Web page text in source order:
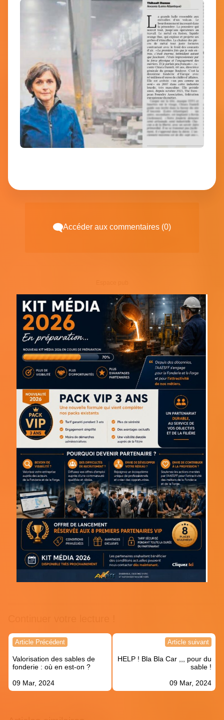
Accéder aux commentaires (0)
Navigation
l’article
Article Précédent
Valorisation des sables de
fonderie : où en est-on ?
09 Mar, 2024
Article suivant
HELP ! Bla Bla Car ,,, pour du
sable !
09 Mar, 2024